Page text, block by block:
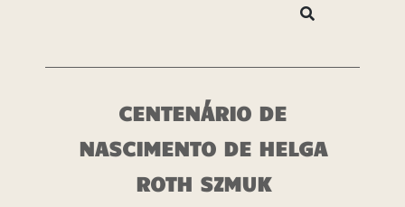
CENTENÁRIO DE
NASCIMENTO DE HELGA
ROTH SZMUK